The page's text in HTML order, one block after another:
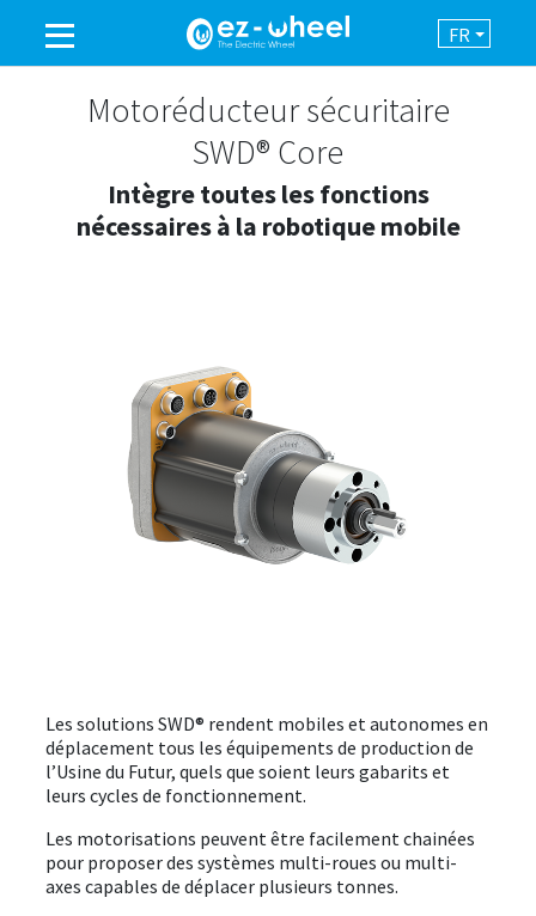
SE CONNECTER
FR
UNE MARQUE DU GROUPE
PRODUITS
NEWSROOM
CONTACT
Motoréducteur sécuritaire
SWD® Core
Intègre toutes les fonctions
nécessaires à la robotique mobile
Les solutions SWD® rendent mobiles et autonomes en
déplacement tous les équipements de production de
l’Usine du Futur, quels que soient leurs gabarits et
leurs cycles de fonctionnement.
Les motorisations peuvent être facilement chainées
pour proposer des systèmes multi-roues ou multi-
axes capables de déplacer plusieurs tonnes.